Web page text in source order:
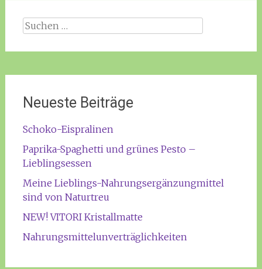
Suchen
Neueste Beiträge
Schoko-Eispralinen
Paprika-Spaghetti und grünes Pesto –
Lieblingsessen
Meine Lieblings-Nahrungsergänzungmittel
sind von Naturtreu
NEW! VITORI Kristallmatte
Nahrungsmittelunverträglichkeiten